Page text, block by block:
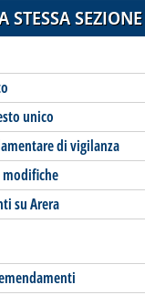
STESSA SEZIONE
unico
di vigilanza
modifiche
su Arera